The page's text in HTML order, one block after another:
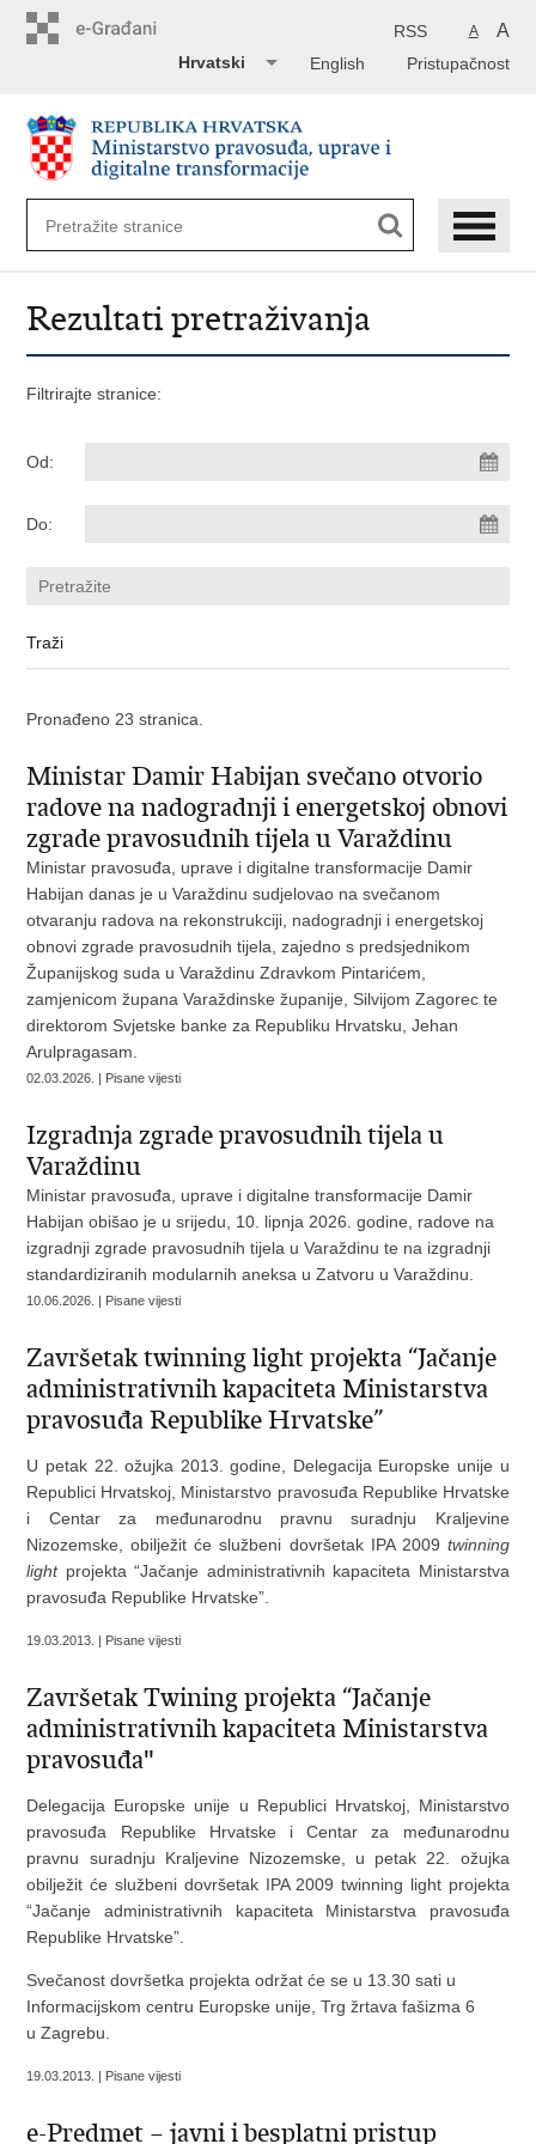
A A
RSS
Pristupačnost
English
Hrvatski
Rezultati pretraživanja
Filtrirajte stranice:
Od:
Do:
Pronađeno 23 stranica.
Ministar Damir Habijan svečano otvorio
radove na nadogradnji i energetskoj obnovi
zgrade pravosudnih tijela u Varaždinu
Ministar pravosuđa, uprave i digitalne transformacije Damir
Habijan danas je u Varaždinu sudjelovao na svečanom
otvaranju radova na rekonstrukciji, nadogradnji i energetskoj
obnovi zgrade pravosudnih tijela, zajedno s predsjednikom
Županijskog suda u Varaždinu Zdravkom Pintarićem,
zamjenicom župana Varaždinske županije, Silvijom Zagorec te
direktorom Svjetske banke za Republiku Hrvatsku, Jehan
Arulpragasam.
02.03.2026. | Pisane vijesti
Izgradnja zgrade pravosudnih tijela u
Varaždinu
Ministar pravosuđa, uprave i digitalne transformacije Damir
Habijan obišao je u srijedu, 10. lipnja 2026. godine, radove na
izgradnji zgrade pravosudnih tijela u Varaždinu te na izgradnji
standardiziranih modularnih aneksa u Zatvoru u Varaždinu.
10.06.2026. | Pisane vijesti
Završetak twinning light projekta “Jačanje
administrativnih kapaciteta Ministarstva
pravosuđa Republike Hrvatske”
U petak 22. ožujka 2013. godine, Delegacija Europske unije u
Republici Hrvatskoj, Ministarstvo pravosuđa Republike Hrvatske
i Centar za međunarodnu pravnu suradnju Kraljevine
Nizozemske, obilježit će službeni dovršetak IPA 2009 twinning
lightprojekta “Jačanje administrativnih kapaciteta Ministarstva
pravosuđa Republike Hrvatske”.
19.03.2013. | Pisane vijesti
Završetak Twining projekta “Jačanje
administrativnih kapaciteta Ministarstva
pravosuđa"
Delegacija Europske unije u Republici Hrvatskoj, Ministarstvo
pravosuđa Republike Hrvatske i Centar za međunarodnu
pravnu suradnju Kraljevine Nizozemske, u petak 22. ožujka
obilježit će službeni dovršetak IPA 2009 twinning light projekta
“Jačanje administrativnih kapaciteta Ministarstva pravosuđa
Republike Hrvatske”.
Svečanost dovršetka projekta održat će se u 13.30 sati u
Informacijskom centru Europske unije, Trg žrtava fašizma 6
u Zagrebu.
19.03.2013. | Pisane vijesti
e-Predmet – javni i besplatni pristup